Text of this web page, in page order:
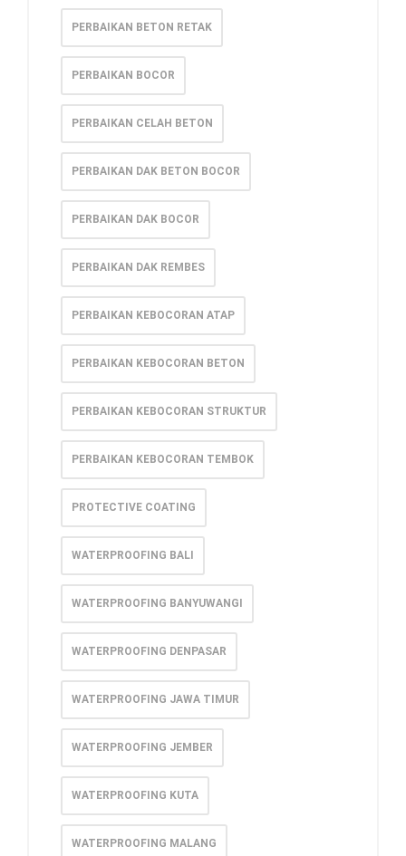
PERBAIKAN BETON RETAK
PERBAIKAN BOCOR
PERBAIKAN CELAH BETON
PERBAIKAN DAK BETON BOCOR
PERBAIKAN DAK BOCOR
PERBAIKAN DAK REMBES
PERBAIKAN KEBOCORAN ATAP
PERBAIKAN KEBOCORAN BETON
PERBAIKAN KEBOCORAN STRUKTUR
PERBAIKAN KEBOCORAN TEMBOK
PROTECTIVE COATING
WATERPROOFING BALI
WATERPROOFING BANYUWANGI
WATERPROOFING DENPASAR
WATERPROOFING JAWA TIMUR
WATERPROOFING JEMBER
WATERPROOFING KUTA
WATERPROOFING MALANG